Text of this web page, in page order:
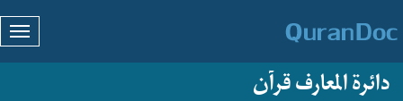
دائرة المعارف قرآن